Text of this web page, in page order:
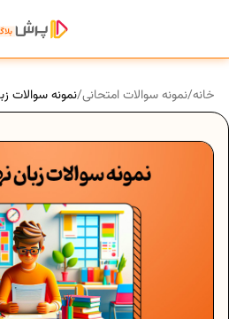
خانه/نمونه سوالات امتحانی/نمونه سوالات